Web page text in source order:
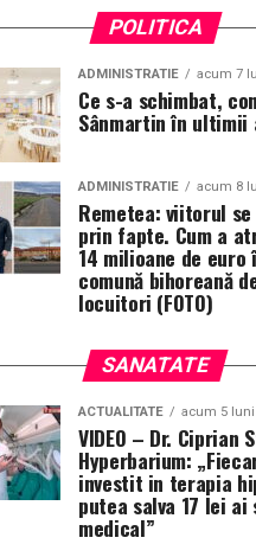
POLITICA
ADMINISTRATIE acum 7
Ce s-a schimbat,
Sânmartin în ultimii
ADMINISTRATIE acum 8
Remetea: viitorul
prin fapte. Cum a
14 milioane de euro
comună bihoreană
locuitori (FOTO)
SANATATE
ACTUALITATE acum 5 luni
VIDEO – Dr. Ciprian
Hyperbarium:
investit in terapia
putea salva 17 lei
medical”